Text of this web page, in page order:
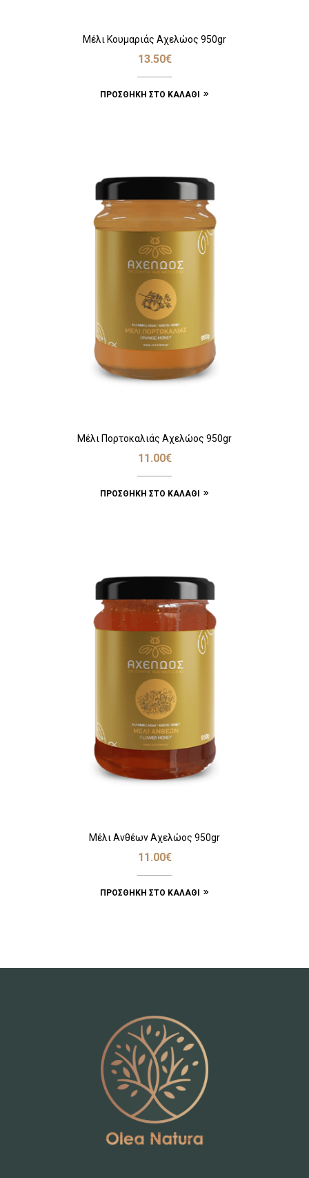
Μέλι Κουμαριάς Αχελώος 950gr
13.50€
ΠΡΟΣΘΉΚΗ ΣΤΟ ΚΑΛΆΘΙ
Μέλι Πορτοκαλιάς Αχελώος 950gr
11.00€
ΠΡΟΣΘΉΚΗ ΣΤΟ ΚΑΛΆΘΙ
Μέλι Ανθέων Αχελώος 950gr
11.00€
ΠΡΟΣΘΉΚΗ ΣΤΟ ΚΑΛΆΘΙ